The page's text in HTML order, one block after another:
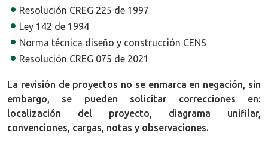
Resolución CREG 225 de 1997
Ley 142 de 1994
Norma técnica diseño y construcción CENS
Resolución CREG 075 de 2021
La revisión de proyectos no se enmarca en negación, sin
embargo, se pueden solicitar correcciones en:
localización del proyecto, diagrama unifilar,
convenciones, cargas, notas y observaciones.